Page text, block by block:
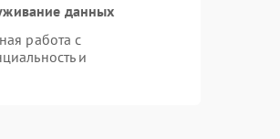
данных
работа с
и